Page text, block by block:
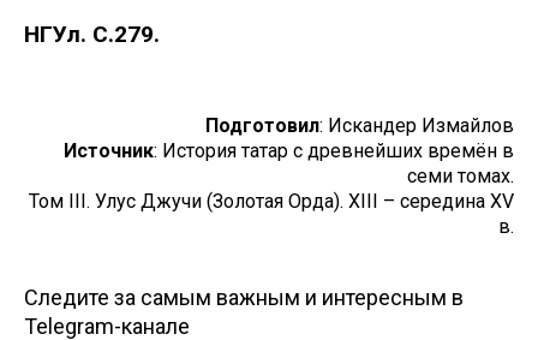
НГУл. С.279.
Подготовил: Искандер Измайлов
Источник: История татар с древнейших времён в
семи томах.
Том III. Улус Джучи (Золотая Орда). XIII – середина XV
в.
Следите за самым важным и интересным в
Telegram-канале